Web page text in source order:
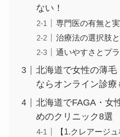
ない！
専門医の有無と
治療法の選択肢
通いやすさとプ
北海道で女性の薄毛
ならオンライン診療
北海道でFAGA・女
めのクリニック8選
【1.クレアージ